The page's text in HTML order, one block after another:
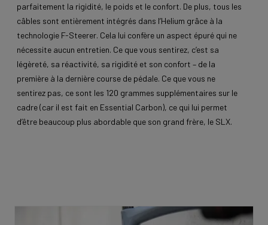
parfaitement la rigidité, le poids et le confort. De plus, tous les
câbles sont entièrement intégrés dans l’Helium grâce à la
technologie F-Steerer. Cela lui confère un aspect épuré qui ne
nécessite aucun entretien. Ce que vous sentirez, c’est sa
légèreté, sa réactivité, sa rigidité et son confort – de la
première à la dernière course de pédale. Ce que vous ne
sentirez pas, ce sont les 120 grammes supplémentaires sur le
cadre (car il est fait en Essential Carbon), ce qui lui permet
d’être beaucoup plus abordable que son grand frère, le SLX.